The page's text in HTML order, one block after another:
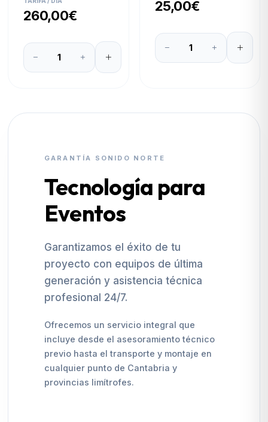
260,00€
25,00€
GARANTÍA SONIDO NORTE
Tecnología para
Eventos
Garantizamos el éxito de tu
proyecto con equipos de última
generación y asistencia técnica
profesional 24/7.
Ofrecemos un servicio integral que
incluye desde el asesoramiento técnico
previo hasta el transporte y montaje en
cualquier punto de Cantabria y
provincias limítrofes.